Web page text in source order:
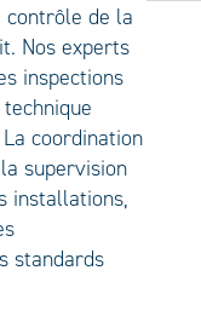
de la
Nos experts
inspections
coordination
supervision
installations,
standards